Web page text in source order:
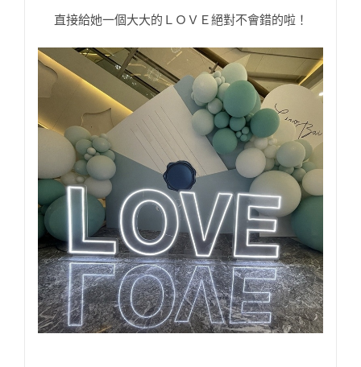
直接給她一個大大的ＬＯＶＥ絕對不會錯的啦！